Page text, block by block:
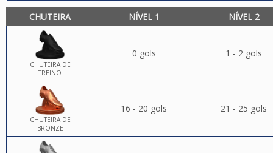
CHUTEIRA NÍVEL 1 NÍVEL 2
CHUTEIRA DE
TREINO
0 gols 1 - 2 gols
CHUTEIRA DE
BRONZE
16 - 20 gols 21 - 25 gols